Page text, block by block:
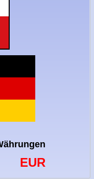
EUR